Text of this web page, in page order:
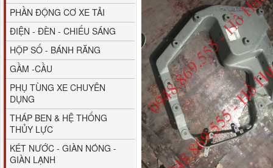
PHẦN ĐỘNG CƠ XE TẢI
ĐIỆN - ĐÈN - CHIẾU SÁNG
HỘP SỐ - BÁNH RĂNG
GẦM -CẦU
PHỤ TÙNG XE CHUYÊN
DỤNG
THÁP BEN & HỆ THỐNG
THỦY LỰC
KÉT NƯỚC - GIÀN NÓNG -
GIÀN LẠNH
80YHCB-60 Bơm xăng
dầu 60m3/h...